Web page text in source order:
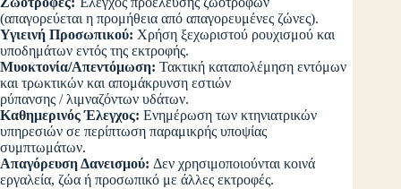
(απαγορεύεται η προμήθεια από απαγορευμένες ζώνες).
Υγιεινή Προσωπικού: Χρήση ξεχωριστού ρουχισμού και
υποδημάτων εντός της εκτροφής.
Μυοκτονία/Απεντόμωση: Τακτική καταπολέμηση εντόμων
και τρωκτικών και απομάκρυνση εστιών
ρύπανσης / λιμναζόντων υδάτων.
Καθημερινός Έλεγχος: Ενημέρωση των κτηνιατρικών
υπηρεσιών σε περίπτωση παραμικρής υποψίας
συμπτωμάτων.
Απαγόρευση Δανεισμού: Δεν χρησιμοποιούνται κοινά
εργαλεία, ζώα ή προσωπικό με άλλες εκτροφές.